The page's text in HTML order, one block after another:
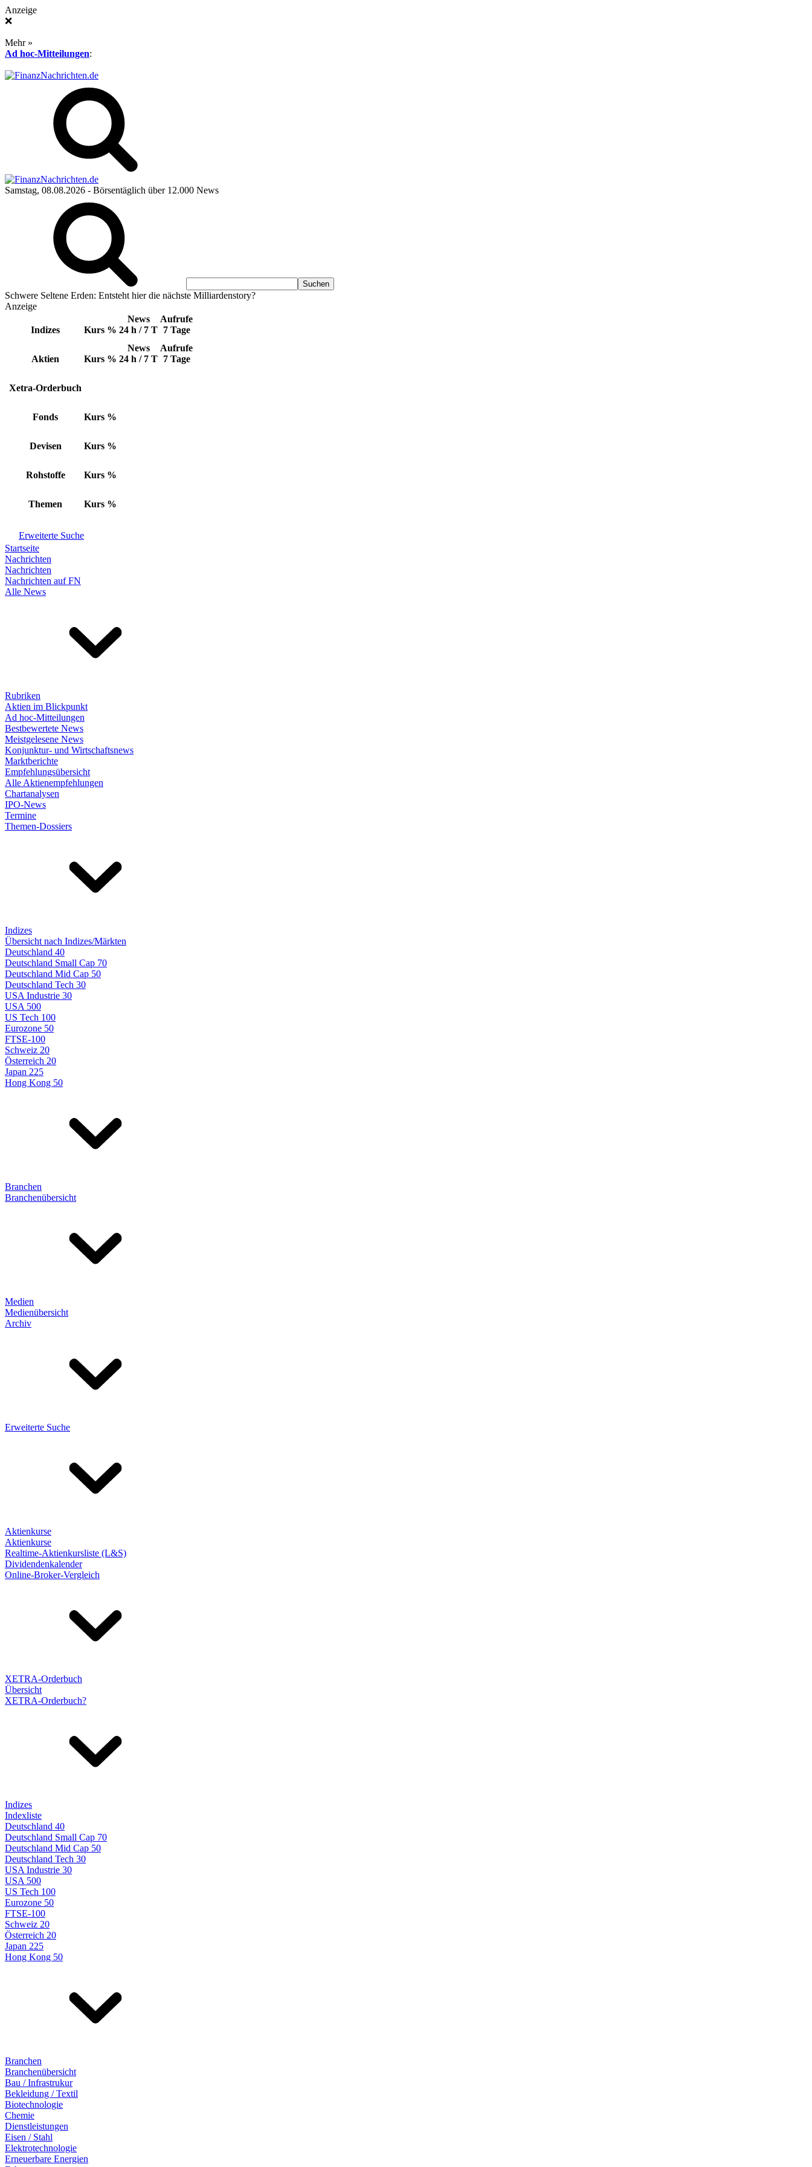
Anzeige
❌
Mehr »
Ad hoc-Mitteilungen:
Samstag, 08.08.2026 - Börsentäglich über 12.000 News
Schwere Seltene Erden: Entsteht hier die nächste Milliardenstory?
Anzeige
Indizes Kurs %
News
24 h / 7 T
Aufrufe
7 Tage
Aktien Kurs %
News
24 h / 7 T
Aufrufe
7 Tage
Xetra-Orderbuch
Fonds Kurs %
Devisen Kurs %
Rohstoffe Kurs %
Themen Kurs %
Erweiterte Suche
Startseite
Nachrichten
Nachrichten
Nachrichten auf FN
Alle News
Rubriken
Aktien im Blickpunkt
Ad hoc-Mitteilungen
Bestbewertete News
Meistgelesene News
Konjunktur- und Wirtschaftsnews
Marktberichte
Empfehlungsübersicht
Alle Aktienempfehlungen
Chartanalysen
IPO-News
Termine
Themen-Dossiers
Indizes
Übersicht nach Indizes/Märkten
Deutschland 40
Deutschland Small Cap 70
Deutschland Mid Cap 50
Deutschland Tech 30
USA Industrie 30
USA 500
US Tech 100
Eurozone 50
FTSE-100
Schweiz 20
Österreich 20
Japan 225
Hong Kong 50
Branchen
Branchenübersicht
Medien
Medienübersicht
Archiv
Erweiterte Suche
Aktienkurse
Aktienkurse
Realtime-Aktienkursliste (L&S)
Dividendenkalender
Online-Broker-Vergleich
XETRA-Orderbuch
Übersicht
XETRA-Orderbuch?
Indizes
Indexliste
Deutschland 40
Deutschland Small Cap 70
Deutschland Mid Cap 50
Deutschland Tech 30
USA Industrie 30
USA 500
US Tech 100
Eurozone 50
FTSE-100
Schweiz 20
Österreich 20
Japan 225
Hong Kong 50
Branchen
Branchenübersicht
Bau / Infrastrukur
Bekleidung / Textil
Biotechnologie
Chemie
Dienstleistungen
Eisen / Stahl
Elektrotechnologie
Erneuerbare Energien